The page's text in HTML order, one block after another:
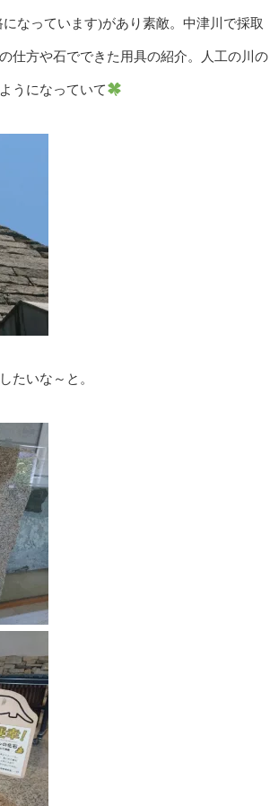
なっています)があり素敵。中津川で採取
仕方や石でできた用具の紹介。人工の川の
うになっていて
たいな～と。